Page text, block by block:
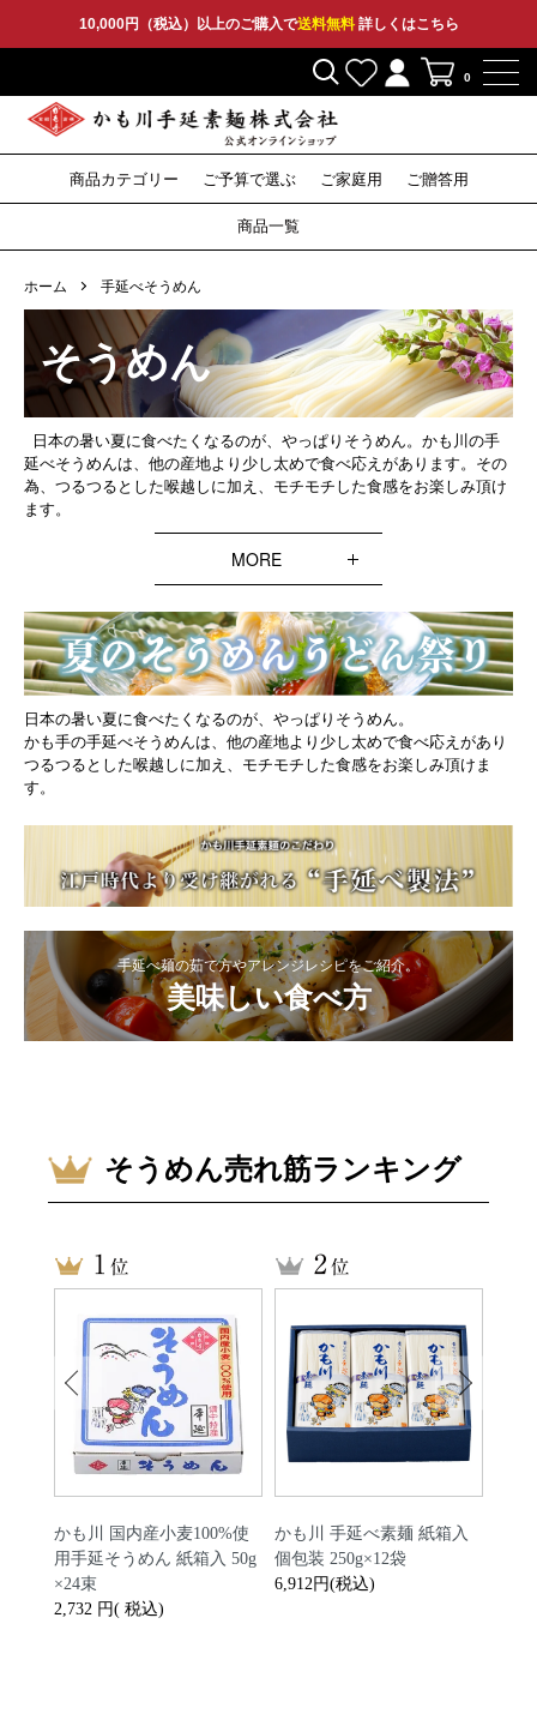
10,000円（税込）以上のご購入で送料無料詳しくはこちら
0
商品カテゴリー
うどん
そうめん
ひやむぎ
そば
つゆ
セット
その他
特産品
ご予算で選ぶ
〜1,999円
2,000円〜
3,000円〜
5,000円〜
10,000円〜
ご家庭用
うどん
そうめん
ひやむぎ
そば
つゆ
セット
その他
ご贈答用
うどん
そうめん
ひやむぎ
そば
セット
その他
商品一覧
ホーム 手延べそうめん
そうめん
日本の暑い夏に食べたくなるのが、やっぱりそうめん。かも川の手
延べそうめんは、他の産地より少し太めで食べ応えがあります。その
為、つるつるとした喉越しに加え、モチモチした食感をお楽しみ頂け
ます。
日本の暑い夏に食べたくなるのが、やっぱりそうめん。
かも手の手延べそうめんは、他の産地より少し太めで食べ応えがあり
つるつるとした喉越しに加え、モチモチした食感をお楽しみ頂けま
す。
手延べ麺の茹で方やアレンジレシピをご紹介。
美味しい食べ方
そうめん売れ筋ランキング
かも川 国内産小麦100%使
用手延そうめん 紙箱入 50g
×24束
2,732 円( 税込)
かも川 手延べ素麺 紙箱入
個包装 250g×12袋
6,912円(税込)